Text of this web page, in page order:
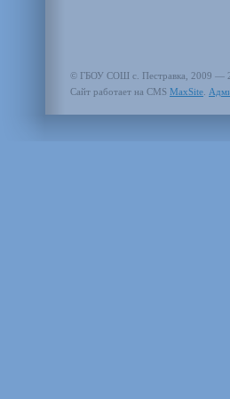
© ГБОУ СОШ с. Пестравка, 2009 —
Сайт работает на CMS MaxSite